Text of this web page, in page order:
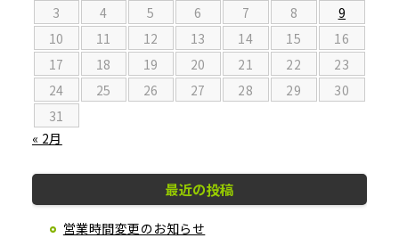
3
4 5 6 7 8
9
10
11 12 13 14 15
16
17
18 19 20 21 22
23
24
25 26 27 28 29
30
31
« 2月
最近の投稿
営業時間変更のお知らせ